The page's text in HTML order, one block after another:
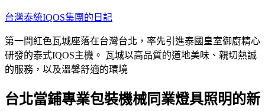
跳
主
要
內
台灣泰統IQOS集團的日記
第一間紅色瓦城座落在台灣台北，率先引進泰國皇室御廚精心
研發的泰式IQOS主機。 瓦城以高品質的道地美味、親切熱誠
的服務，以及溫馨舒適的環境
台北當鋪專業包裝機械同業燈具照明的新